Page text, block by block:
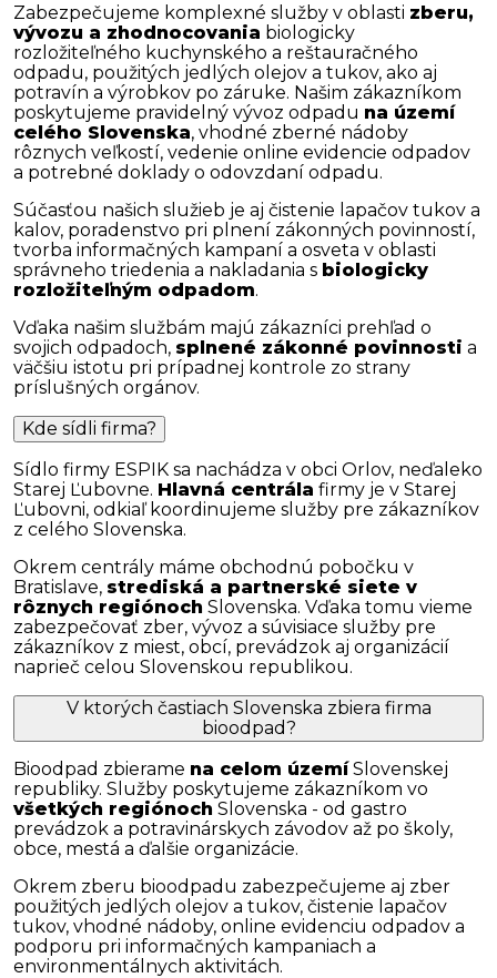
Zabezpečujeme komplexné služby v oblasti zberu,
vývozu a zhodnocovania biologicky
rozložiteľného kuchynského a reštauračného
odpadu, použitých jedlých olejov a tukov, ako aj
potravín a výrobkov po záruke. Našim zákazníkom
poskytujeme pravidelný vývoz odpadu na území
celého Slovenska, vhodné zberné nádoby
rôznych veľkostí, vedenie online evidencie odpadov
a potrebné doklady o odovzdaní odpadu.
Súčasťou našich služieb je aj čistenie lapačov tukov a
kalov, poradenstvo pri plnení zákonných povinností,
tvorba informačných kampaní a osveta v oblasti
správneho triedenia a nakladania s biologicky
rozložiteľným odpadom.
Vďaka našim službám majú zákazníci prehľad o
svojich odpadoch, splnené zákonné povinnosti a
väčšiu istotu pri prípadnej kontrole zo strany
príslušných orgánov.
Kde sídli firma?
Sídlo firmy ESPIK sa nachádza v obci Orlov, neďaleko
Starej Ľubovne. Hlavná centrála firmy je v Starej
Ľubovni, odkiaľ koordinujeme služby pre zákazníkov
z celého Slovenska.
Okrem centrály máme obchodnú pobočku v
Bratislave, strediská a partnerské siete v
rôznych regiónoch Slovenska. Vďaka tomu vieme
zabezpečovať zber, vývoz a súvisiace služby pre
zákazníkov z miest, obcí, prevádzok aj organizácií
naprieč celou Slovenskou republikou.
V ktorých častiach Slovenska zbiera firma
bioodpad?
Bioodpad zbierame na celom územíSlovenskej
republiky. Služby poskytujeme zákazníkom vo
všetkých regiónoch Slovenska - od gastro
prevádzok a potravinárskych závodov až po školy,
obce, mestá a ďalšie organizácie.
Okrem zberu bioodpadu zabezpečujeme aj zber
použitých jedlých olejov a tukov, čistenie lapačov
tukov, vhodné nádoby, online evidenciu odpadov a
podporu pri informačných kampaniach a
environmentálnych aktivitách.